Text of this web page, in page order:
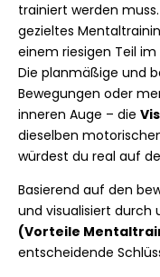
trainiert werden
gezieltes
einem riesigen Teil
Die planmäßige und
Bewegungen oder
inneren Auge – die
dieselben
würdest du real auf
Basierend auf den
und visualisiert durch
(Vorteile
entscheidende